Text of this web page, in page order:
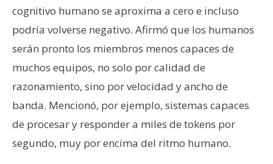
cognitivo humano se aproxima a cero e incluso
podría volverse negativo. Afirmó que los humanos
serán pronto los miembros menos capaces de
muchos equipos, no solo por calidad de
razonamiento, sino por velocidad y ancho de
banda. Mencionó, por ejemplo, sistemas capaces
de procesar y responder a miles de tokens por
segundo, muy por encima del ritmo humano.